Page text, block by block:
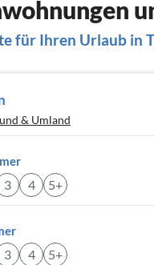
für Ihren Urlaub in
& Umland
3 4 5+
3 4 5+